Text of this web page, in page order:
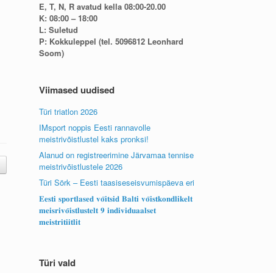
E, T, N, R avatud kella 08:00-20.00
K: 08:00 – 18:00
L: Suletud
P: Kokkuleppel (tel. 5096812 Leonhard
Soom)
Viimased uudised
Türi triatlon 2026
IMsport noppis Eesti rannavolle
meistrivõistlustel kaks pronksi!
Alanud on registreerimine Järvamaa tennise
meistrivõistlustele 2026
Türi Sörk – Eesti taasiseseisvumispäeva eri
𝐄𝐞𝐬𝐭𝐢 𝐬𝐩𝐨𝐫𝐭𝐥𝐚𝐬𝐞𝐝 𝐯𝐨̃𝐢𝐭𝐬𝐢𝐝 𝐁𝐚𝐥𝐭𝐢 𝐯𝐨̃𝐢𝐬𝐭𝐤𝐨𝐧𝐝𝐥𝐢𝐤𝐞𝐥𝐭
𝐦𝐞𝐢𝐬𝐫𝐢𝐯𝐨̃𝐢𝐬𝐭𝐥𝐮𝐬𝐭𝐞𝐥𝐭 𝟗 𝐢𝐧𝐝𝐢𝐯𝐢𝐝𝐮𝐚𝐚𝐥𝐬𝐞𝐭
𝐦𝐞𝐢𝐬𝐭𝐫𝐢𝐭𝐢𝐢𝐭𝐥𝐢𝐭
Türi vald